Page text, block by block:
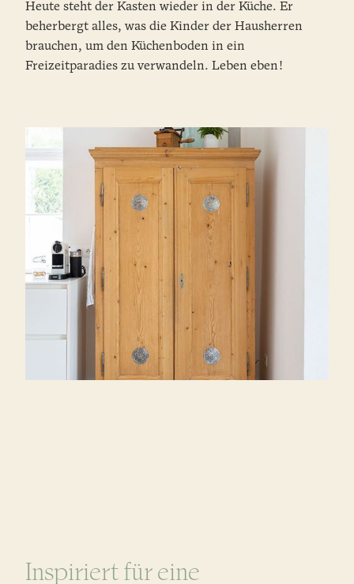
Heute steht der Kasten wieder in der Küche. Er
beherbergt alles, was die Kinder der Hausherren
brauchen, um den Küchenboden in ein
Freizeitparadies zu verwandeln. Leben eben!
Inspiriert für eine